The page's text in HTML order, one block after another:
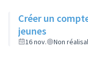
Créer un
jeunes
16 nov. Non